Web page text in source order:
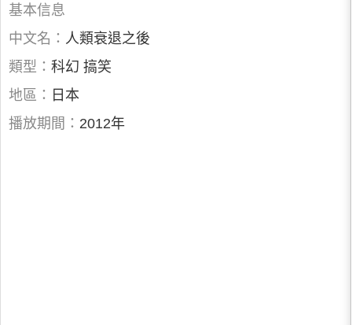
基本信息
中文名： 人類衰退之後
類型： 科幻 搞笑
地區： 日本
播放期間： 2012年